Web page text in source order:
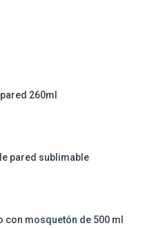
260ml
pared sublimable
con mosquetón de 500 ml